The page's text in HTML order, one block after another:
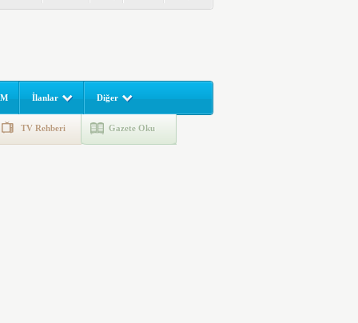
İlanlar Diğer
TV Rehberi Gazete Oku